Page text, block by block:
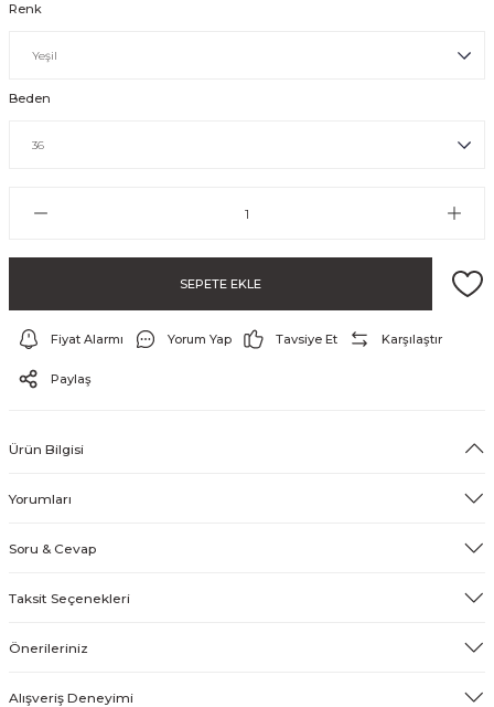
ve Şort
Renk
Beden
SEPETE EKLE
Fiyat Alarmı Yorum Yap Tavsiye Et Karşılaştır
Paylaş
Ürün Bilgisi
Yorumları
Soru & Cevap
Taksit Seçenekleri
Önerileriniz
Alışveriş Deneyimi